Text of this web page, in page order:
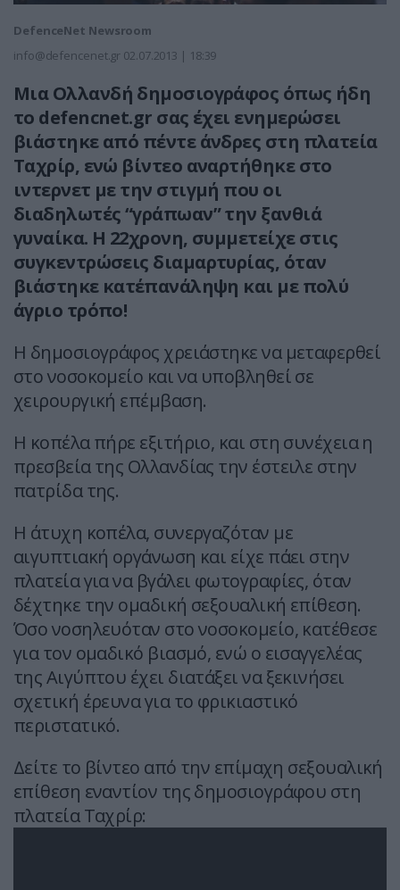
DefenceNet Newsroom
info@defencenet.gr 02.07.2013 | 18:39
Μια Ολλανδή δημοσιογράφος όπως ήδη
το defencnet.gr σας έχει ενημερώσει
βιάστηκε από πέντε άνδρες στη πλατεία
Ταχρίρ, ενώ βίντεο αναρτήθηκε στο
ιντερνετ με την στιγμή που οι
διαδηλωτές “γράπωαν” την ξανθιά
γυναίκα. H 22χρονη, συμμετείχε στις
συγκεντρώσεις διαμαρτυρίας, όταν
βιάστηκε κατ΄επανάληψη και με πολύ
άγριο τρόπο!
Η δημοσιογράφος χρειάστηκε να μεταφερθεί
στο νοσοκομείο και να υποβληθεί σε
χειρουργική επέμβαση.
Η κοπέλα πήρε εξιτήριο, και στη συνέχεια η
πρεσβεία της Ολλανδίας την έστειλε στην
πατρίδα της.
Η άτυχη κοπέλα, συνεργαζόταν με
αιγυπτιακή οργάνωση και είχε πάει στην
πλατεία για να βγάλει φωτογραφίες, όταν
δέχτηκε την ομαδική σεξουαλική επίθεση.
Όσο νοσηλευόταν στο νοσοκομείο, κατέθεσε
για τον ομαδικό βιασμό, ενώ ο εισαγγελέας
της Αιγύπτου έχει διατάξει να ξεκινήσει
σχετική έρευνα για το φρικιαστικό
περιστατικό.
Δείτε το βίντεο από την επίμαχη σεξουαλική
επίθεση εναντίον της δημοσιογράφου στη
πλατεία Ταχρίρ: